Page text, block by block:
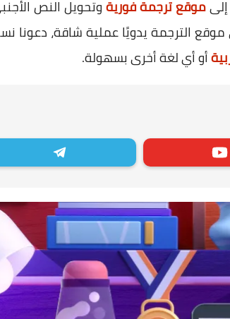
موقع ترجمة فوريةوتحويل النص
الترجمة يدويًا عملية شاقة، دعونا
أو أي لغة أخرى بسهولة.